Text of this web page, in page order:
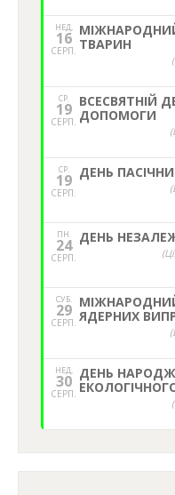
НЕД,
16
СЕРП. ТВАРИН
СР.
19
СЕРП.
ВСЕСВЯТНІЙ
ДОПОМОГИ
СР.
19
СЕРП.
ДЕНЬ
ПН.
24
СЕРП.
ДЕНЬ
СУБ.
29
СЕРП. ЯДЕРНИХ
НЕД,
30
СЕРП.
ДЕНЬ